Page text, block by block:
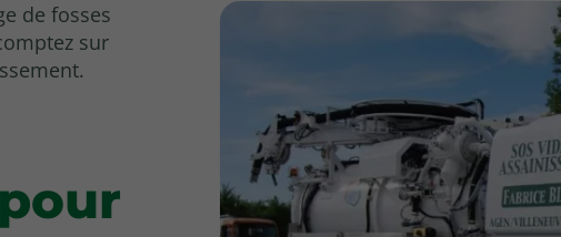
de fosses
sur